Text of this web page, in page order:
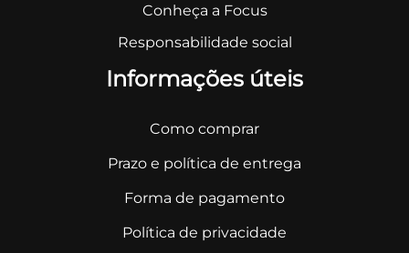
Conheça a Focus
Responsabilidade social
Informações úteis
Como comprar
Prazo e política de entrega
Forma de pagamento
Política de privacidade